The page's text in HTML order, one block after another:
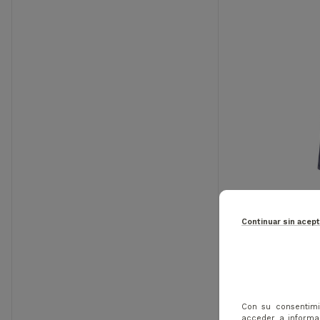
-15%
Continuar sin
Con su
acceder a